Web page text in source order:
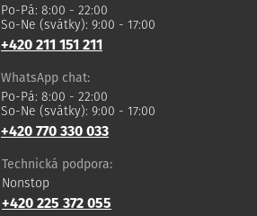
Po-Pá: 8:00 - 22:00
So-Ne (svátky): 9:00 - 17:00
+420 211 151 211
WhatsApp chat:
Po-Pá: 8:00 - 22:00
So-Ne (svátky): 9:00 - 17:00
+420 770 330 033
Technická podpora:
Nonstop
+420 225 372 055